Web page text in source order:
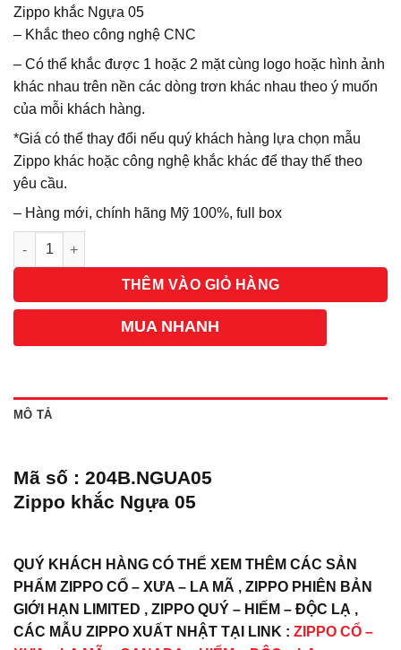
Zippo khắc Ngựa 05
– Khắc theo công nghệ CNC
– Có thể khắc được 1 hoặc 2 mặt cùng logo hoặc hình ảnh
khác nhau trên nền các dòng trơn khác nhau theo ý muốn
của mỗi khách hàng.
*Giá có thể thay đổi nếu quý khách hàng lựa chọn mẫu
Zippo khác hoặc công nghệ khắc khác để thay thế theo
yêu cầu.
– Hàng mới, chính hãng Mỹ 100%, full box
Số lượng
THÊM VÀO GIỎ HÀNG
MUA NHANH
MÔ TẢ
Mã số : 204B.NGUA05
Zippo khắc Ngựa 05
QUÝ KHÁCH HÀNG CÓ THỂ XEM THÊM CÁC SẢN
PHẨM ZIPPO CỔ – XƯA – LA MÃ , ZIPPO PHIÊN BẢN
GIỚI HẠN LIMITED , ZIPPO QUÝ – HIẾM – ĐỘC LẠ ,
CÁC MẪU ZIPPO XUẤT NHẬT TẠI LINK : ZIPPO CỔ –